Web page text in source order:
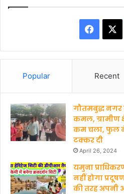
a
b
o
o
k
Popular Recent
गौतमबुद्ध नगर
कमल, ग्रामीण
कम चला, फुल ने
टक्कर दी
April 26, 2024
यमुना
नहीं होगा
की तरह अपनी